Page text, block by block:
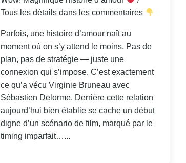
Tous les détails dans les commentaires
Parfois, une histoire d’amour naît au
moment où on s’y attend le moins. Pas de
plan, pas de stratégie — juste une
connexion qui s’impose. C’est exactement
ce qu’a vécu Virginie Bruneau avec
Sébastien Delorme. Derrière cette relation
aujourd’hui bien établie se cache un début
digne d’un scénario de film, marqué par le
timing imparfait…...